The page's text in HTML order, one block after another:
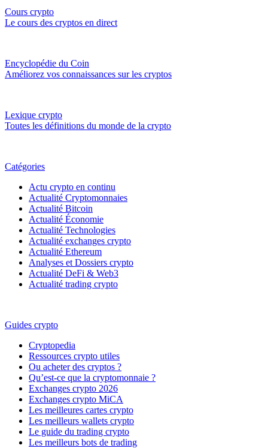
Cours crypto
Le cours des cryptos en direct
Encyclopédie du Coin
Améliorez vos connaissances sur les cryptos
Lexique crypto
Toutes les définitions du monde de la crypto
Catégories
Actu crypto en continu
Actualité Cryptomonnaies
Actualité Bitcoin
Actualité Économie
Actualité Technologies
Actualité exchanges crypto
Actualité Ethereum
Analyses et Dossiers crypto
Actualité DeFi & Web3
Actualité trading crypto
Guides crypto
Cryptopedia
Ressources crypto utiles
Ou acheter des cryptos ?
Qu’est-ce que la cryptomonnaie ?
Exchanges crypto 2026
Exchanges crypto MiCA
Les meilleures cartes crypto
Les meilleurs wallets crypto
Le guide du trading crypto
Les meilleurs bots de trading